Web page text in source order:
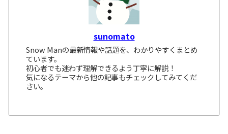
sunomato
Snow Manの最新情報や話題を、わかりやすくまとめ
ています。
初心者でも迷わず理解できるよう丁寧に解説！
気になるテーマから他の記事もチェックしてみてくだ
さい。